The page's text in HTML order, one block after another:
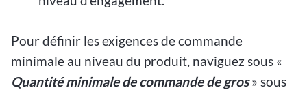
Pour définir les exigences de commande
minimale au niveau du produit, naviguez sous «
Quantité minimale de commande de gros» sous